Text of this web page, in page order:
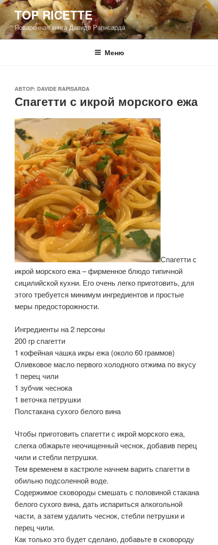
Перейти
содержимому
TOP RICETTE
Поваренная книга Давиде Раписарда
Меню
ОПУБЛИКОВАНО
АВТОР: DAVIDE RAPISARDA
Спагетти с икрой морского ежа
Спагетти с
икрой морского ежа – фирменное блюдо типичной
сицилийской кухни. Его очень легко приготовить, для
этого требуется минимум ингредиентов и простые
меры предосторожности.
Ингредиенты на 2 персоны
200 гр спагетти
1 кофейная чашка икры ежа (около 60 граммов)
Оливковое масло первого холодного отжима по вкусу
1 перец чили
1 зубчик чеснока
1 веточка петрушки
Полстакана сухого белого вина
Чтобы приготовить спагетти с икрой морского ежа,
слегка обжарьте неочищенный чеснок, добавив перец
чили и стебли петрушки.
Тем временем в кастрюле начнем варить спагетти в
обильно подсоленной воде.
Содержимое сковороды смешать с половиной стакана
белого сухого вина, дать испариться алкогольной
части, а затем удалить чеснок, стебли петрушки и
перец чили.
Как только это будет сделано, добавьте в сковороду